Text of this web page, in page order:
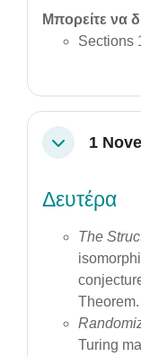
Μπορείτε να
Sections
Collapse
1
Δευτέρα
The
Theorem.
Turing